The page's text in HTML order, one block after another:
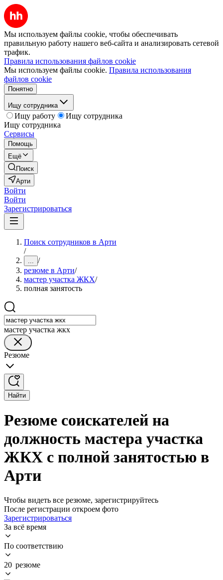
Мы используем файлы cookie, чтобы обеспечивать
правильную работу нашего веб-сайта и анализировать сетевой
трафик.
Правила использования файлов cookie
Мы используем файлы cookie. Правила использования
файлов cookie
Понятно
Ищу сотрудника
Ищу работу
Ищу сотрудника
Ищу сотрудника
Сервисы
Помощь
Ещё
Поиск
Арти
Войти
Войти
Зарегистрироваться
Поиск сотрудников в Арти
/
... /
резюме в Арти/
мастер участка ЖКХ/
полная занятость
мастер участка жкх
Резюме
Найти
Резюме соискателей на
должность мастера участка
ЖКХ с полной занятостью в
Арти
Чтобы видеть все резюме, зарегистрируйтесь
После регистрации откроем фото
Зарегистрироваться
За всё время
По соответствию
20 резюме